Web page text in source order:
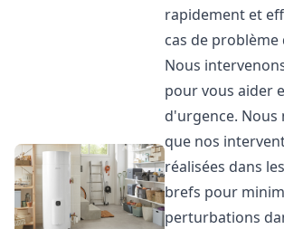
rapidement et
cas de problème
Nous
pour vous aider
d'urgence. Nous
que nos
réalisées dans
brefs pour
perturbations